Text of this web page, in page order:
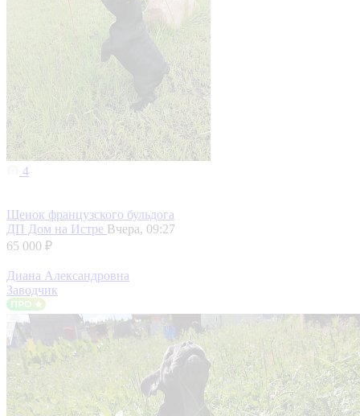
4
Щенок французского бульдога
ДП Дом на Истре Вчера, 09:27
65 000 ₽
Диана Александровна
Заводчик